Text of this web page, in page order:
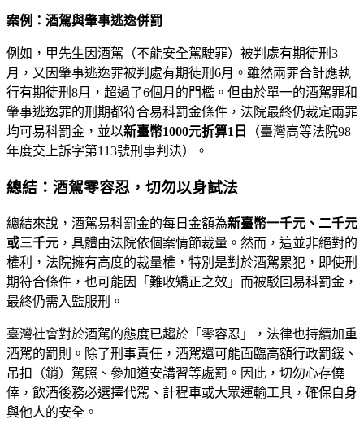
案例：酒駕與肇事逃逸併罰
例如，甲先生因酒駕（不能安全駕駛罪）被判處有期徒刑3
月，又因肇事逃逸罪被判處有期徒刑6月。雖然兩罪合計應執
行有期徒刑8月，超過了6個月的門檻。但由於單一的酒駕罪和
肇事逃逸罪的刑期都符合易科罰金條件，法院最終仍裁定兩罪
均可易科罰金，並以新臺幣1000元折算1日
（臺灣高等法院98
年度交上訴字第113號刑事判決）。
總結：酒駕零容忍，切勿以身試法
總結來說，酒駕易科罰金的每日金額為新臺幣一千元、二千元
或三千元 ，具體由法院依個案情節裁量。然而，這並非絕對的
權利，法院擁有高度的裁量權，特別是對於酒駕累犯，即使刑
期符合條件，也可能因「難收矯正之效」而被駁回易科罰金，
最終仍需入監服刑。
臺灣社會對於酒駕的態度已趨於「零容忍」，法律也持續加重
酒駕的罰則。除了刑事責任，酒駕還可能面臨高額行政罰鍰、
吊扣（銷）駕照、參加道安講習等處罰。因此，切勿心存僥
倖，飲酒後務必選擇代駕、計程車或大眾運輸工具，確保自身
與他人的安全。